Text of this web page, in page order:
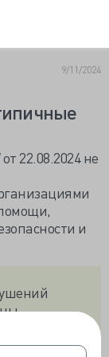
9/11/2024
22.08.2024 не
и